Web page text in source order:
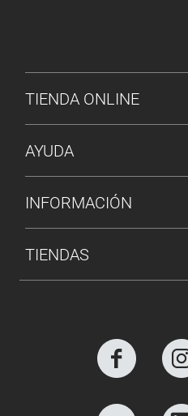
MENÚ DE PIE DE PÁGINA
TIENDA ONLINE
AYUDA
INFORMACIÓN
TIENDAS